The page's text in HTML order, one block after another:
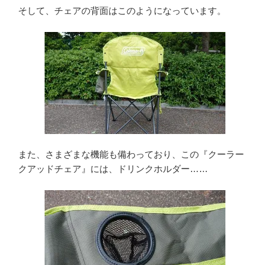
そして、チェアの背面はこのようになっています。
また、さまざまな機能も備わっており、この『クーラー
クアッドチェア』には、ドリンクホルダー……